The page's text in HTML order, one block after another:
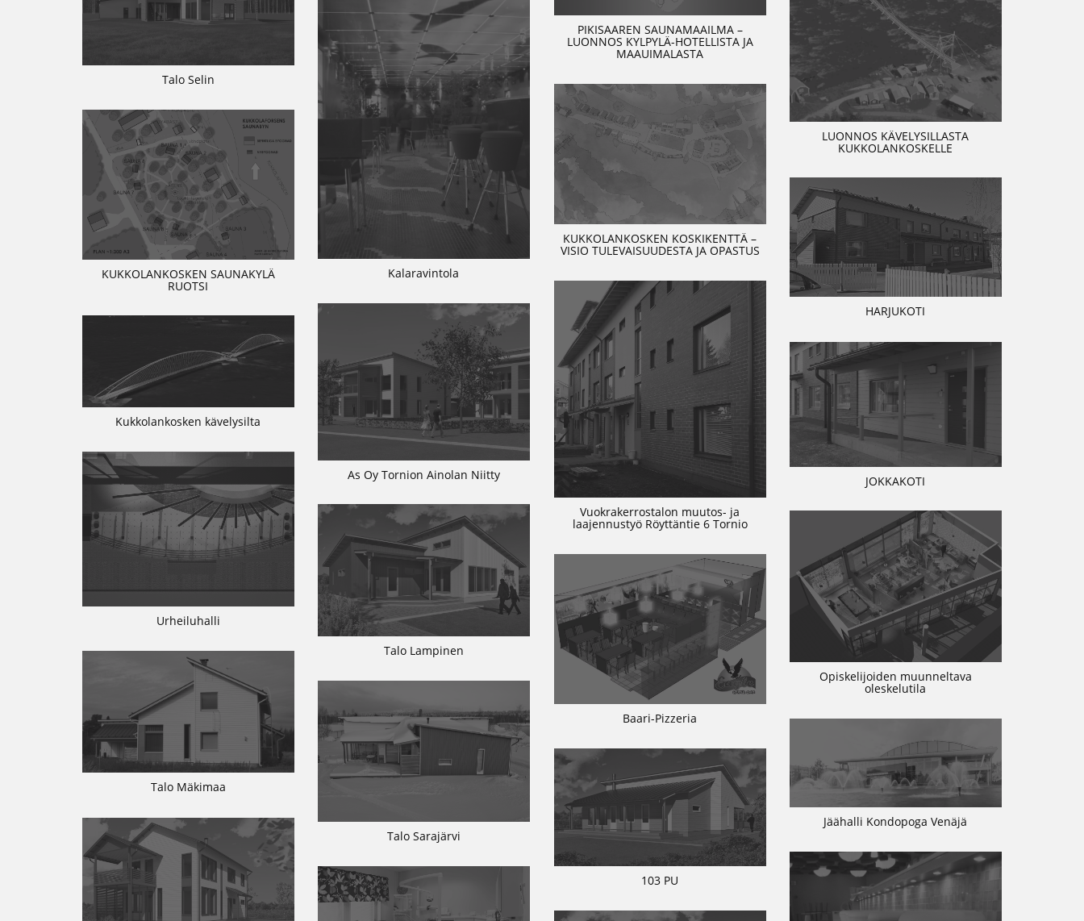
PIKISAAREN SAUNAMAAILMA –
LUONNOS KYLPYLÄ-HOTELLISTA JA
MAAUIMALASTA
LUONNOS KÄVELYSILLASTA
KUKKOLANKOSKELLE
Talo Selin
Kalaravintola
KUKKOLANKOSKEN KOSKIKENTTÄ –
VISIO TULEVAISUUDESTA JA OPASTUS
KUKKOLANKOSKEN SAUNAKYLÄ
RUOTSI
HARJUKOTI
Vuokrakerrostalon muutos- ja
laajennustyö Röyttäntie 6 Tornio
As Oy Tornion Ainolan Niitty
Kukkolankosken kävelysilta
JOKKAKOTI
Urheiluhalli
Talo Lampinen
Opiskelijoiden muunneltava
oleskelutila
Baari-Pizzeria
Talo Mäkimaa
Talo Sarajärvi
Jäähalli Kondopoga Venäjä
103 PU